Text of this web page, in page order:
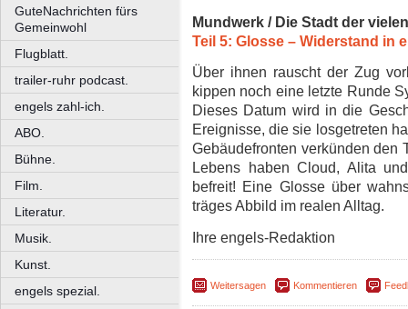
GuteNachrichten fürs
Gemeinwohl
Flugblatt.
trailer-ruhr podcast.
engels zahl-ich.
ABO.
Bühne.
Film.
Literatur.
Musik.
Kunst.
engels spezial.
Mundwerk / Die Stadt der
Teil 5: Glosse – Widerstand in
Über ihnen rauscht der Zug
kippen noch eine letzte Runde
Dieses Datum wird in die
Ereignisse, die sie losgetreten
Gebäudefronten verkünden den
Lebens haben Cloud, Alita
befreit! Eine Glosse über
träges Abbild im realen Alltag.
Ihre engels-Redaktion
Weitersagen Kommentieren